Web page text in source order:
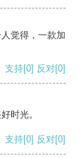
觉得，一款加
支持[0] 反对[0]
时光。
支持[0] 反对[0]